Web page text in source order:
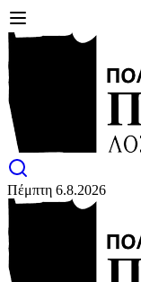
Πέμπτη 6.8.2026